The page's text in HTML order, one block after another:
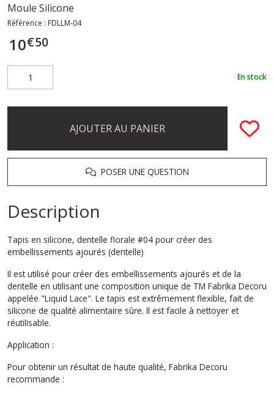
Moule Silicone
Référence : FDLLM-04
10€50
En stock
AJOUTER AU PANIER
POSER UNE QUESTION
Description
Tapis en silicone, dentelle florale #04 pour créer des
embellissements ajourés (dentelle)
Il est utilisé pour créer des embellissements ajourés et de la
dentelle en utilisant une composition unique de TM Fabrika Decoru
appelée "Liquid Lace". Le tapis est extrêmement flexible, fait de
silicone de qualité alimentaire sûre. Il est facile à nettoyer et
réutilisable.
Application :
Pour obtenir un résultat de haute qualité, Fabrika Decoru
recommande :